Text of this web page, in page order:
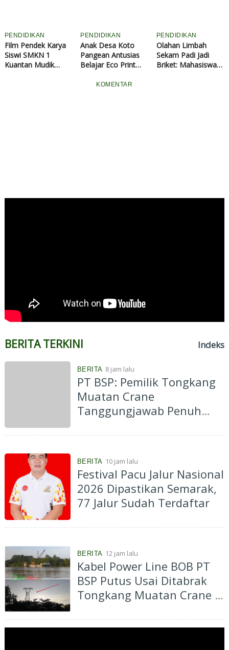
Tempat Sampah
Permanen
PENDIDIKAN
Film Pendek Karya
Siswi SMKN 1
Kuantan Mudik
PENDIDIKAN
Anak Desa Koto
Pangean Antusias
Belajar Eco Print
Mahasiswa
PENDIDIKAN
Olahan Limbah
Sekam Padi Jadi
Briket: Mahasiswa
KOMENTAR
BERITA TERKINI Indeks
BERITA 8 jam lalu
PT BSP: Pemilik Tongkang
Muatan Crane
Tanggungjawab Penuh
BERITA 10 jam lalu
Festival Pacu Jalur Nasional
2026 Dipastikan Semarak,
77 Jalur Sudah Terdaftar
BERITA 12 jam lalu
Kabel Power Line BOB PT
BSP Putus Usai Ditabrak
Tongkang Muatan Crane di
Perawang